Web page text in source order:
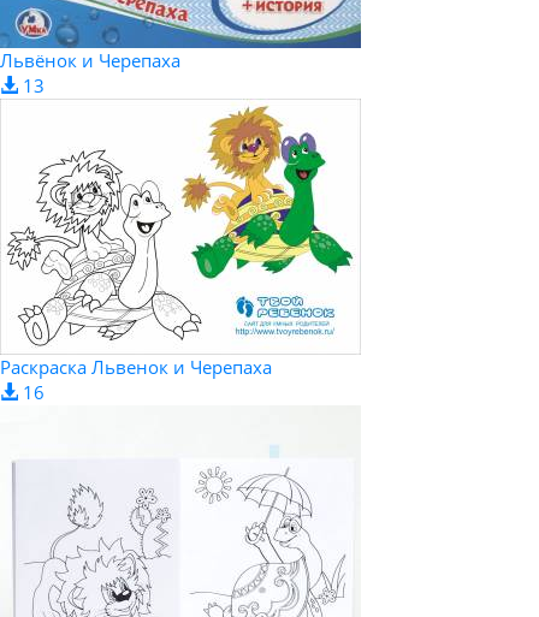
Львёнок и Черепаха
13
Раскраска Львенок и Черепаха
16